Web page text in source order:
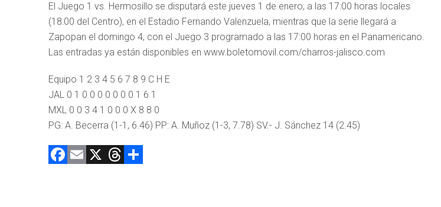
El Juego 1 vs. Hermosillo se disputará este jueves 1 de enero, a las 17:00 horas locales
(18:00 del Centro), en el Estadio Fernando Valenzuela, mientras que la serie llegará a
Zapopan el domingo 4, con el Juego 3 programado a las 17:00 horas en el Panamericano.
Las entradas ya están disponibles en www.boletomovil.com/charros-jalisco.com
Equipo 1 2 3 4 5 6 7 8 9 C H E
JAL 0 1 0 0 0 0 0 0 0 1 6 1
MXL 0 0 3 4 1 0 0 0 X 8 8 0
PG: A. Becerra (1-1, 6.46) PP: A. Muñoz (1-3, 7.78) SV.- J. Sánchez 14 (2.45)
F E X T